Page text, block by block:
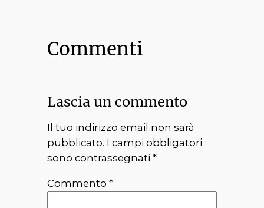
Commenti
Lascia un commento
Il tuo indirizzo email non sarà
pubblicato. I campi obbligatori
sono contrassegnati *
Commento *